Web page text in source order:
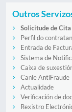
Outros
Solicitude de
Perfil do
Entrada de
Sistema de
Caixa de
Canle AntiFraude
Actualidade
Verificación de
Rexistro